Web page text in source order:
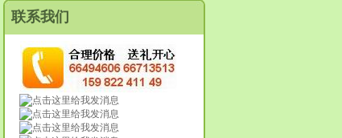
联系我们